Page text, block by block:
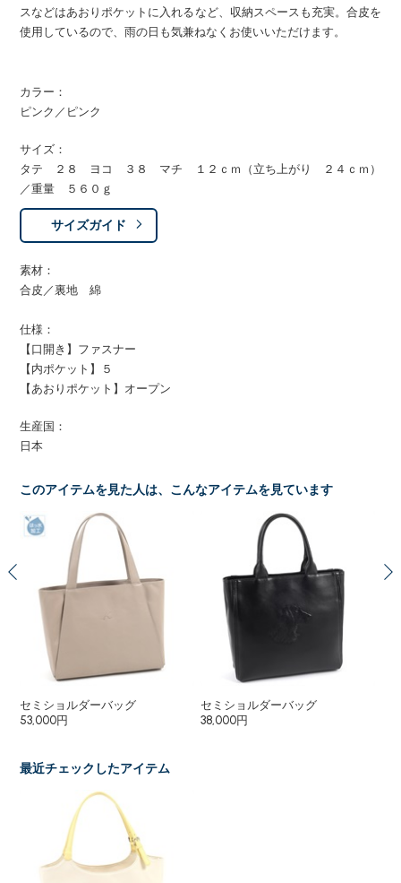
スなどはあおりポケットに入れるなど、収納スペースも充実。合皮を
使用しているので、雨の日も気兼ねなくお使いいただけます。
カラー：
ピンク／ピンク
サイズ：
タテ ２８ ヨコ ３８ マチ １２ｃｍ（立ち上がり ２４ｃｍ）
／重量 ５６０ｇ
サイズガイド
素材：
合皮／裏地 綿
仕様：
【口開き】ファスナー
【内ポケット】５
【あおりポケット】オープン
生産国：
日本
このアイテムを見た人は、こんなアイテムを見ています
セミショルダーバッグ
53,000円
セミショルダーバッグ
38,000円
最近チェックしたアイテム